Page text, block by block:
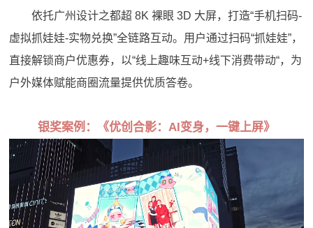
依托广州设计之都超 8K 裸眼 3D 大屏，打造“手机扫码-
虚拟抓娃娃-实物兑换”全链路互动。用户通过扫码“抓娃娃”，
直接解锁商户优惠券，以“线上趣味互动+线下消费带动“，为
户外媒体赋能商圈流量提供优质答卷。
银奖案例：《优创合影：AI变身，一键上屏》